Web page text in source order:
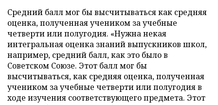
Средний балл мог бы высчитываться как средняя
оценка, полученная учеником за учебные
четверти или полугодия. «Нужна некая
интегральная оценка знаний выпускников школ,
например, средний балл, как это было в
Советском Союзе. Этот балл мог бы
высчитываться, как средняя оценка, полученная
учеником за учебные четверти или полугодия в
ходе изучения соответствующего предмета. Этот